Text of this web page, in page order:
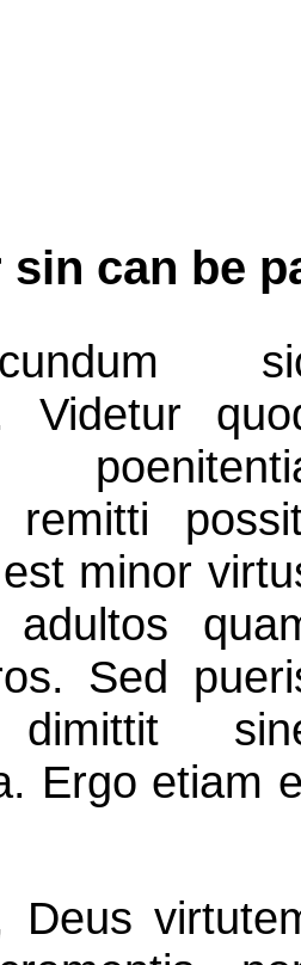
sin can be
Videtur
remitti
minor
Sed
dimittit
Ergo etiam
Deus